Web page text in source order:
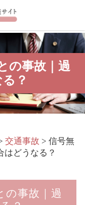
の事故｜過
？
交通事故 > 信号無
はどうなる？
の事故｜過